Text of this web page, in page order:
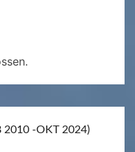
2010 -OKT 2024)